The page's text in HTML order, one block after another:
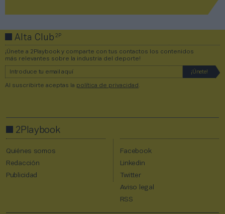
Alta Club2P
¡Únete a 2Playbook y comparte con tus contactos los contenidos
más relevantes sobre la industria del deporte!
Al suscribirte aceptas la política de privacidad
2Playbook
Quiénes somos
Redacción
Publicidad
Facebook
Linkedin
Twitter
Aviso legal
RSS